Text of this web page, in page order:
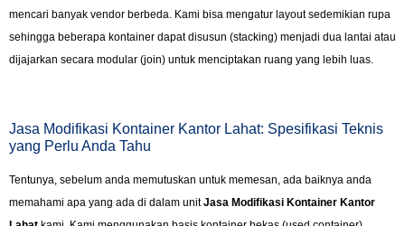
mencari banyak vendor berbeda. Kami bisa mengatur layout sedemikian rupa
sehingga beberapa kontainer dapat disusun (stacking) menjadi dua lantai atau
dijajarkan secara modular (join) untuk menciptakan ruang yang lebih luas.
Jasa Modifikasi Kontainer Kantor Lahat: Spesifikasi Teknis
yang Perlu Anda Tahu
Tentunya, sebelum anda memutuskan untuk memesan, ada baiknya anda
memahami apa yang ada di dalam unitJasa Modifikasi Kontainer Kantor